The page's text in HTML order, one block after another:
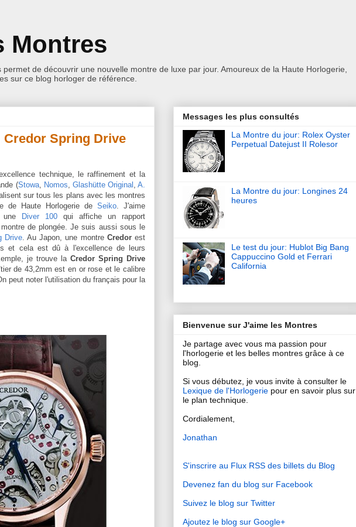
Montres
de découvrir une nouvelle montre de luxe par jour. Amoureux de la Haute Horlogerie,
sur ce blog horloger de référence.
Spring Drive
technique, le raffinement et la
(Stowa, Nomos, Glashütte Original , A.
sur tous les plans avec les montres
de Haute Horlogerie de Seiko. J'aime
une Diver 100 qui affiche un rapport
de plongée. Je suis aussi sous le
Drive. Au Japon, une montre Credorest
et cela est dû à l'excellence de leurs
je trouve la Credor Spring Drive
de 43,2mm est en or rose et le calibre
peut noter l'utilisation du français pour la
Messages les plus consultés
La Montre du jour: Rolex Oyster
Perpetual Datejust II Rolesor
La Montre du jour: Longines 24
heures
Le test du jour: Hublot Big Bang
Cappuccino Gold et Ferrari
California
Bienvenue sur J'aime les Montres
Je partage avec vous ma passion pour
l'horlogerie et les belles montres grâce à ce
blog.
Si vous débutez, je vous invite à consulter le
Lexique de l'Horlogerie pour en savoir plus sur
le plan technique.
Cordialement,
Jonathan
S'inscrire au Flux RSS des billets du Blog
Devenez fan du blog sur Facebook
Suivez le blog sur Twitter
Ajoutez le blog sur Google+